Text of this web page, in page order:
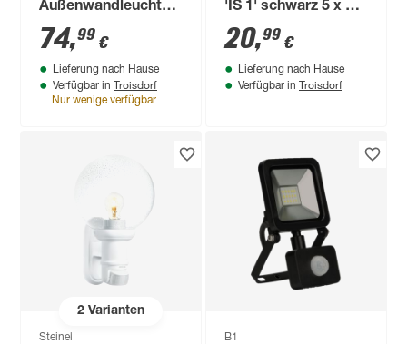
Außenwandleuchte
'Azzinano' mit
Bewegungssensor
5,6 W 1400 lm
warmweiß IP 44 x
74,99 €
Lieferung nach Hause
Verfügbar in Troisdorf
Nur wenige verfügbar
'IS 1' schwarz 5 x 8 x
12 cm
20,99 €
Lieferung nach Hause
Verfügbar in Troisdorf
2Varianten
Steinel B1